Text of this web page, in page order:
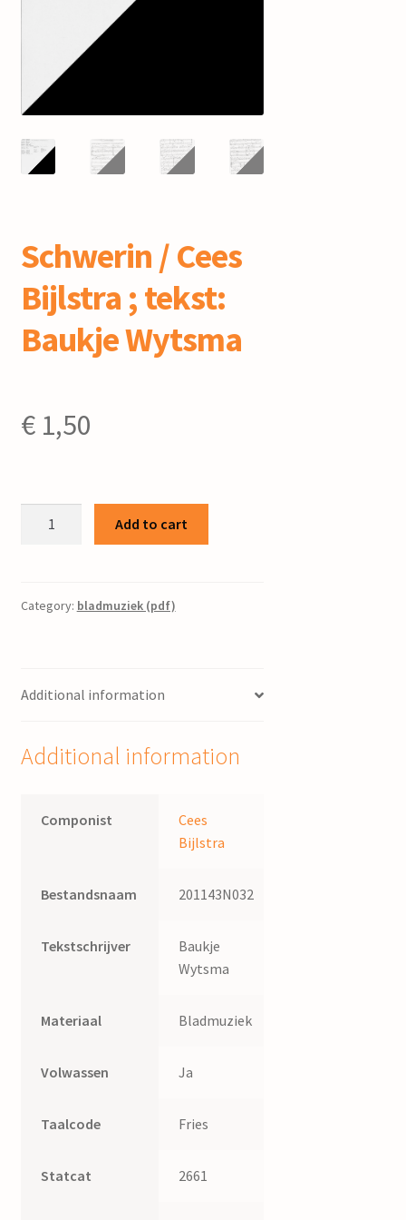
Schwerin / Cees
Bijlstra ; tekst:
Baukje Wytsma
€1,50
;
quantity
Add to cart
Category: bladmuziek (pdf)
Additional information
Additional information
Componist
Cees
Bijlstra
Bestandsnaam 201143N032
Tekstschrijver
Baukje
Wytsma
Materiaal Bladmuziek
Volwassen Ja
Taalcode Fries
Statcat 2661